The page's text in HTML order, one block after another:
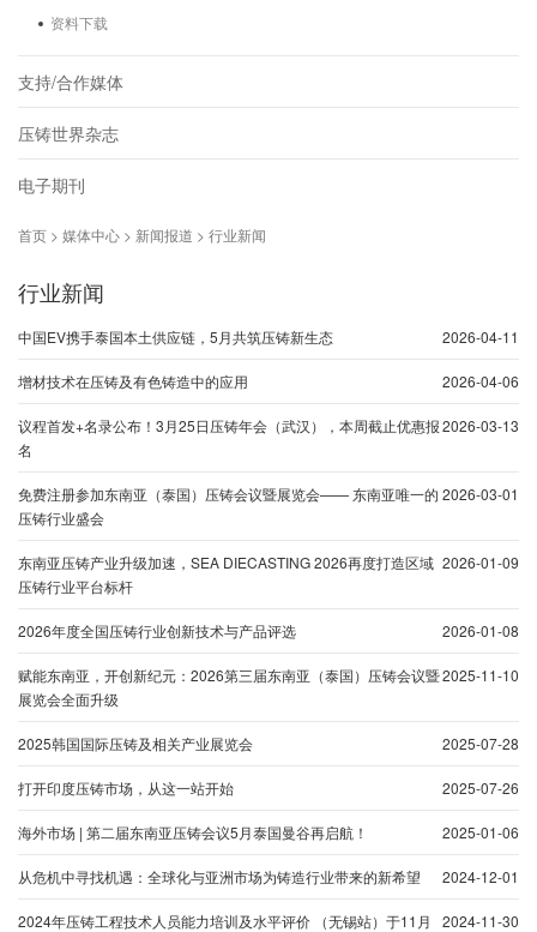
资料下载
支持/合作媒体
压铸世界杂志
电子期刊
首页 > 媒体中心 > 新闻报道 > 行业新闻
行业新闻
2026-04-11
中国EV携手泰国本土供应链，5月共筑压铸新生态
2026-04-06
增材技术在压铸及有色铸造中的应用
2026-03-13
议程首发+名录公布！3月25日压铸年会（武汉），本周截止优惠报
名
2026-03-01
免费注册参加东南亚（泰国）压铸会议暨展览会—— 东南亚唯一的
压铸行业盛会
2026-01-09
东南亚压铸产业升级加速，SEA DIECASTING 2026再度打造区域
压铸行业平台标杆
2026-01-08
2026年度全国压铸行业创新技术与产品评选
2025-11-10
赋能东南亚，开创新纪元：2026第三届东南亚（泰国）压铸会议暨
展览会全面升级
2025-07-28
2025韩国国际压铸及相关产业展览会
2025-07-26
打开印度压铸市场，从这一站开始
2025-01-06
海外市场 | 第二届东南亚压铸会议5月泰国曼谷再启航！
2024-12-01
从危机中寻找机遇：全球化与亚洲市场为铸造行业带来的新希望
2024-11-30
2024年压铸工程技术人员能力培训及水平评价 （无锡站）于11月